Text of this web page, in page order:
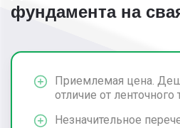
фундамента на
Приемлемая цена.
отличие от ленточного
Незначительное